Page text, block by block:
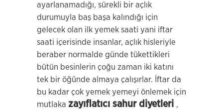
ayarlanamadığı, sürekli bir açlık
durumuyla baş başa kalındığı için
gelecek olan ilk yemek saati yani iftar
saati içerisinde insanlar, açlık hisleriyle
beraber normalde günde tükettikleri
bütün besinlerin çoğu zaman iki katını
tek bir öğünde almaya çalışırlar. İftar da
bu kadar çok yemek yemeyi önlemek için
mutlaka zayıflatıcı sahur diyetleri ,